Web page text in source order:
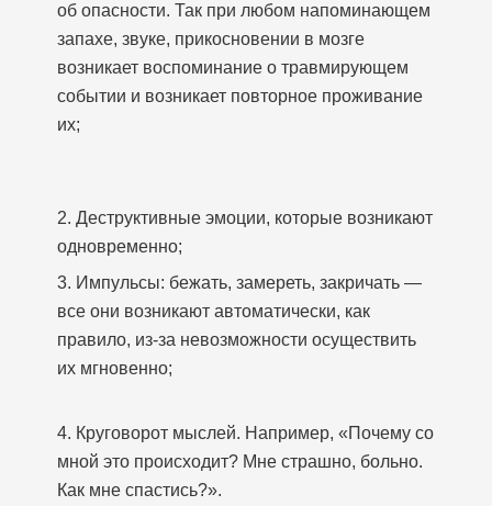
об опасности. Так при любом напоминающем
запахе, звуке, прикосновении в мозге
возникает воспоминание о травмирующем
событии и возникает повторное проживание
их;
2. Деструктивные эмоции, которые возникают
одновременно;
3. Импульсы: бежать, замереть, закричать —
все они возникают автоматически, как
правило, из-за невозможности осуществить
их мгновенно;
4. Круговорот мыслей. Например, «Почему со
мной это происходит? Мне страшно, больно.
Как мне спастись?».